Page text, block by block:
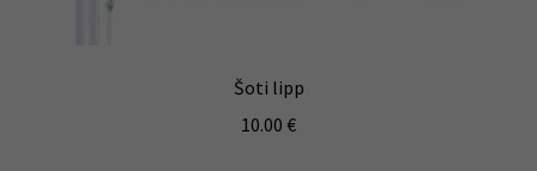
Šoti lipp
10.00 €